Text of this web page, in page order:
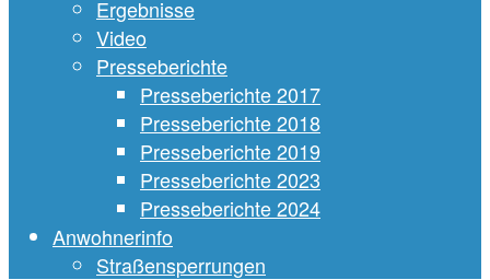
Ergebnisse
Video
Presseberichte
Presseberichte 2017
Presseberichte 2018
Presseberichte 2019
Presseberichte 2023
Presseberichte 2024
Anwohnerinfo
Straßensperrungen